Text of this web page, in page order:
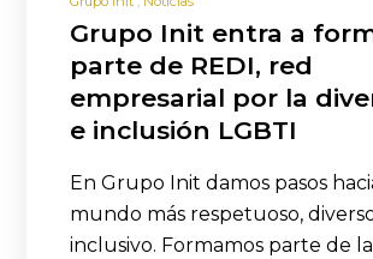
Grupo Init entra a
parte de REDI, red
empresarial por la
e inclusión LGBTI
En Grupo Init damos pasos
mundo más respetuoso,
inclusivo. Formamos parte de